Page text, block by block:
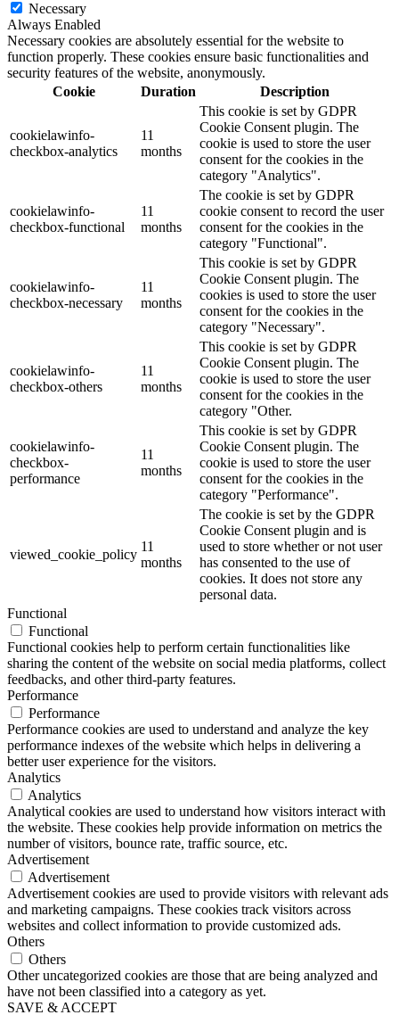
Necessary
Always Enabled
Necessary cookies are absolutely essential for the website to
function properly. These cookies ensure basic functionalities and
security features of the website, anonymously.
Cookie
Duration Description
cookielawinfo-
checkbox-analytics
11
months
This cookie is set by GDPR
Cookie Consent plugin. The
cookie is used to store the user
consent for the cookies in the
category "Analytics".
cookielawinfo-
checkbox-functional
11
months
The cookie is set by GDPR
cookie consent to record the user
consent for the cookies in the
category "Functional".
cookielawinfo-
checkbox-necessary
11
months
This cookie is set by GDPR
Cookie Consent plugin. The
cookies is used to store the user
consent for the cookies in the
category "Necessary".
cookielawinfo-
checkbox-others
11
months
This cookie is set by GDPR
Cookie Consent plugin. The
cookie is used to store the user
consent for the cookies in the
category "Other.
cookielawinfo-
checkbox-
performance
11
months
This cookie is set by GDPR
Cookie Consent plugin. The
cookie is used to store the user
consent for the cookies in the
category "Performance".
viewed_cookie_policy
11
months
The cookie is set by the GDPR
Cookie Consent plugin and is
used to store whether or not user
has consented to the use of
cookies. It does not store any
personal data.
Functional
Functional
Functional cookies help to perform certain functionalities like
sharing the content of the website on social media platforms, collect
feedbacks, and other third-party features.
Performance
Performance
Performance cookies are used to understand and analyze the key
performance indexes of the website which helps in delivering a
better user experience for the visitors.
Analytics
Analytics
Analytical cookies are used to understand how visitors interact with
the website. These cookies help provide information on metrics the
number of visitors, bounce rate, traffic source, etc.
Advertisement
Advertisement
Advertisement cookies are used to provide visitors with relevant ads
and marketing campaigns. These cookies track visitors across
websites and collect information to provide customized ads.
Others
Others
Other uncategorized cookies are those that are being analyzed and
have not been classified into a category as yet.
SAVE & ACCEPT